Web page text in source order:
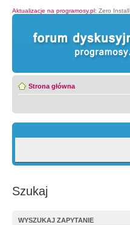
Aktualizacje na programosy.pl: Zero Install
Strona główna
Szukaj
WYSZUKAJ ZAPYTANIE